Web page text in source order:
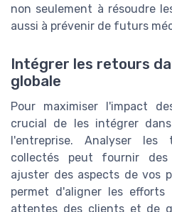
non seulement à résoudre
aussi à prévenir de futurs
Intégrer les retours
globale
Pour maximiser l'impact
crucial de les intégrer
l'entreprise. Analyser les
collectés peut fournir des
ajuster des aspects de vos
permet d'aligner les
attentes des clients et de